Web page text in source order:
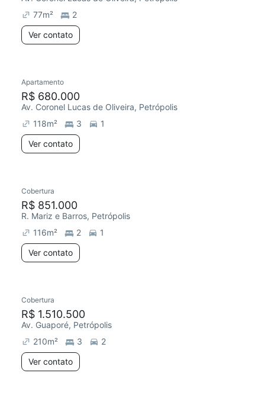
77m²
2
Ver contato
Redecorar
Apartamento
R$ 680.000
Av. Coronel Lucas de Oliveira, Petrópolis
118m² 3
1
Ver contato
Redecorar
Cobertura
R$ 851.000
R. Mariz e Barros, Petrópolis
116m² 2
1
Ver contato
Redecorar
Cobertura
R$ 1.510.500
Av. Guaporé, Petrópolis
210m² 3
2
Ver contato